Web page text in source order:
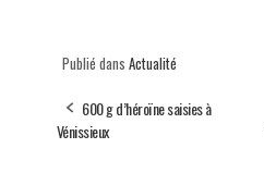
Publié dans Actualité
600 g d’héroïne saisies à
Vénissieux